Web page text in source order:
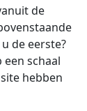
de
de eerste?
een schaal
hebben